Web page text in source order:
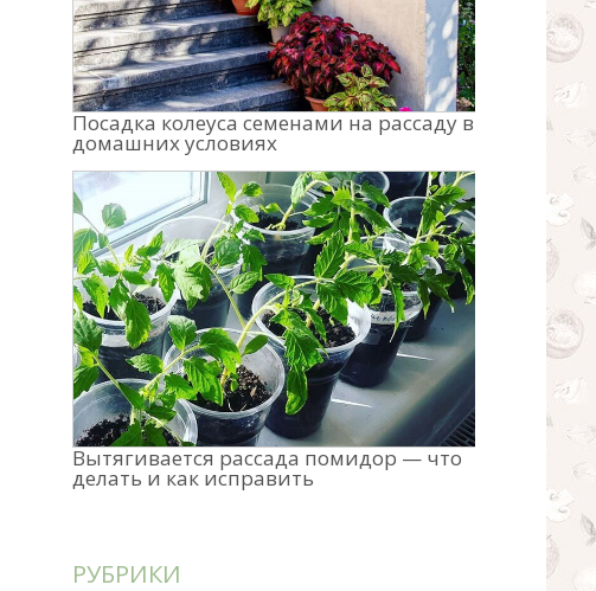
Посадка колеуса семенами на рассаду в
домашних условиях
Вытягивается рассада помидор — что
делать и как исправить
РУБРИКИ